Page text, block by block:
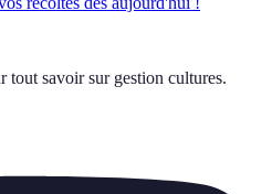
tout savoir sur gestion cultures.